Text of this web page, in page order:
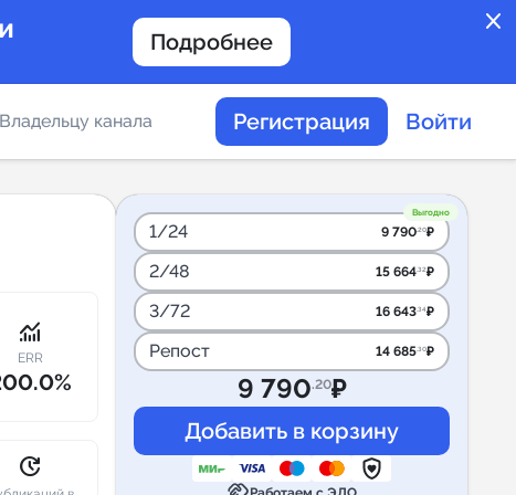
close
Подробнее
каналов в
канала Регистрация Войти
monitoring
ERR
update
Выгодно
1/24 9 790.20₽
2/48 15 664.32₽
3/72 16 643.34₽
Репост 14 685.30₽
9 790.20₽